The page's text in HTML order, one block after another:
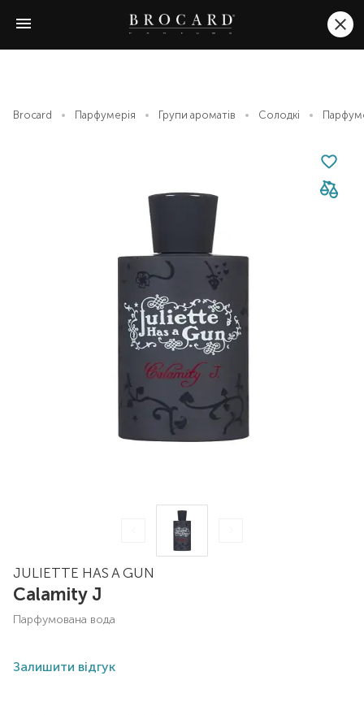
Brocard Парфумерія Групи ароматів Солодкі
JULIETTE HAS A GUN
Calamity J
парфумована вода
Залишити відгук